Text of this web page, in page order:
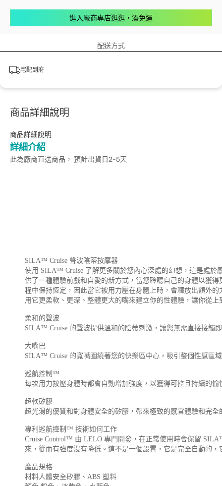
進入廠商專店逛逛，湊免運
配送方式
宅配到府
商品詳細說明
商品詳細說明
詳細介紹
此為廠商直送商品， 預計出貨日2-5天
SILA™ Cruise 聲波陰蒂按摩器
使用 SILA™ Cruise 了解更多關於您內心深處的幻想，這是處
供了一種體驗前戲和自愛的新方式，當您聆聽自己的身體以獲
程中保持恆定，因此當它被用力壓在身體上時，會釋放出額外
用它更柔軟、更深、整體更大的嘴來建立你的性體驗，讓你從上
柔和的聲波
SILA™ Cruise 的聲波提供溫和的陰蒂刺激，讓您無需直接接觸
大嘴巴
SILA™ Cruise 的寬嘴圍繞著您的快樂區中心，吸引整個性感區
巡航控制™
每次用力按壓身體時都會自動增加強度，以獲得可控且持續的愉
超軟矽膠
超光滑的優質和對身體安全的矽膠，帶來極致的感官體驗和完全
專利巡航控制™ 技術如何工作
Cruise Control™ 由 LELO 專門開發，在正常使用時會保留
來，從而有強度沒有降低。這不是一個設置，它是完全自動的
產品規格
材料人體安全矽膠、ABS 塑料